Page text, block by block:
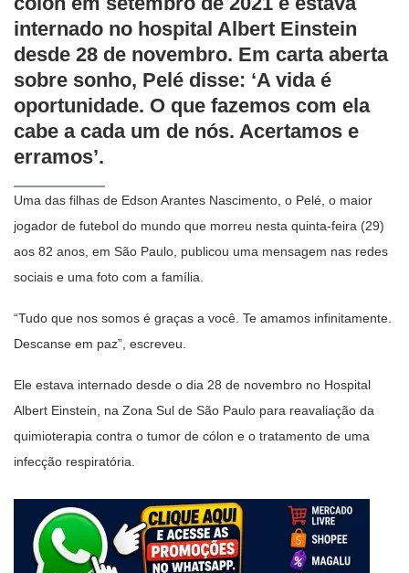
internado no hospital Albert Einstein
desde 28 de novembro. Em carta aberta
sobre sonho, Pelé disse: ‘A vida é
oportunidade. O que fazemos com ela
cabe a cada um de nós. Acertamos e
erramos’.
Uma das filhas de Edson Arantes Nascimento, o Pelé, o maior
jogador de futebol do mundo que morreu nesta quinta-feira (29)
aos 82 anos, em São Paulo, publicou uma mensagem nas redes
sociais e uma foto com a família.
“Tudo que nos somos é graças a você. Te amamos infinitamente.
Descanse em paz”, escreveu.
Ele estava internado desde o dia 28 de novembro no Hospital
Albert Einstein, na Zona Sul de São Paulo para reavaliação da
quimioterapia contra o tumor de cólon e o tratamento de uma
infecção respiratória.